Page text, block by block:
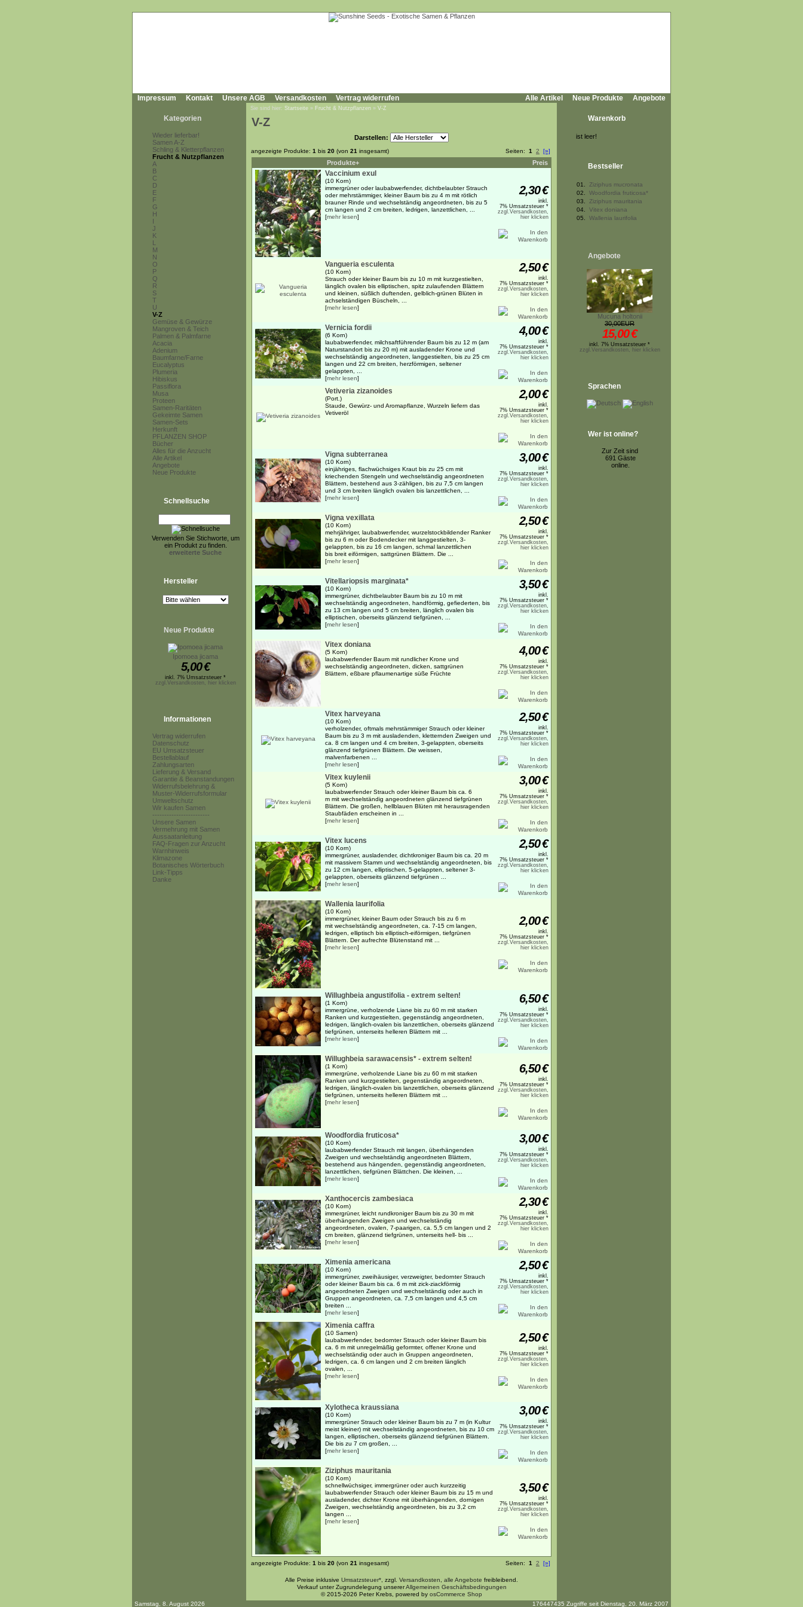
Impressum Kontakt Unsere AGB Versandkosten Vertrag widerrufen Alle Artikel Neue Produkte Angebote
Kategorien
Wieder lieferbar!
Samen A-Z
Schling & Kletterpflanzen
Frucht & Nutzpflanzen
A
B
C
D
E
F
G
H
I
J
K
L
M
N
O
P
Q
R
S
T
U
V-Z
Gemüse & Gewürze
Mangroven & Teich
Palmen & Palmfarne
Acacia
Adenium
Baumfarne/Farne
Eucalyptus
Plumeria
Hibiskus
Passiflora
Musa
Proteen
Samen-Raritäten
Gekeimte Samen
Samen-Sets
Herkunft
PFLANZEN SHOP
Bücher
Alles für die Anzucht
Alle Artikel
Angebote
Neue Produkte
Schnellsuche
Verwenden Sie Stichworte, um
ein Produkt zu finden.
erweiterte Suche
Hersteller
Neue Produkte
Ipomoea jicama
5,00€
inkl. 7% Umsatzsteuer *
zzgl.Versandkosten, hier klicken
Informationen
Vertrag widerrufen
Datenschutz
EU Umsatzsteuer
Bestellablauf
Zahlungsarten
Lieferung & Versand
Garantie & Beanstandungen
Widerrufsbelehrung &
Muster-Widerrufsformular
Umweltschutz
Wir kaufen Samen
------------------------
Unsere Samen
Vermehrung mit Samen
Aussaatanleitung
FAQ-Fragen zur Anzucht
Warnhinweis
Klimazone
Botanisches Wörterbuch
Link-Tipps
Danke
Sie sind hier: Startseite » Frucht & Nutzpflanzen » V-Z
V-Z
Darstellen:
angezeigte Produkte: 1 bis 20 (von 21 insgesamt) Seiten: 1 2 [»]
Produkte+ Preis
Vaccinium exul
(10 Korn)
immergrüner oder laubabwerfender, dichtbelaubter Strauch
oder mehrstämmiger, kleiner Baum bis zu 4 m mit rötlich
brauner Rinde und wechselständig angeordneten, bis zu 5
cm langen und 2 cm breiten, ledrigen, lanzettlichen, ...
[mehr lesen]
2,30€
inkl.
7% Umsatzsteuer *
zzgl.Versandkosten,
hier klicken
Vangueria esculenta
(10 Korn)
Strauch oder kleiner Baum bis zu 10 m mit kurzgestielten,
länglich ovalen bis elliptischen, spitz zulaufenden Blättern
und kleinen, süßlich duftenden, gelblich-grünen Blüten in
achselständigen Büscheln, ...
[mehr lesen]
2,50€
inkl.
7% Umsatzsteuer *
zzgl.Versandkosten,
hier klicken
Vernicia fordii
(6 Korn)
laubabwerfender, milchsaftführender Baum bis zu 12 m (am
Naturstandort bis zu 20 m) mit ausladender Krone und
wechselständig angeordneten, langgestielten, bis zu 25 cm
langen und 22 cm breiten, herzförmigen, seltener
gelappten, ...
[mehr lesen]
4,00€
inkl.
7% Umsatzsteuer *
zzgl.Versandkosten,
hier klicken
Vetiveria zizanoides
(Port.)
Staude, Gewürz- und Aromapflanze, Wurzeln liefern das
Vetiveröl
2,00€
inkl.
7% Umsatzsteuer *
zzgl.Versandkosten,
hier klicken
Vigna subterranea
(10 Korn)
einjähriges, flachwüchsiges Kraut bis zu 25 cm mit
kriechenden Stengeln und wechselständig angeordneten
Blättern, bestehend aus 3-zähligen, bis zu 7,5 cm langen
und 3 cm breiten länglich ovalen bis lanzettlichen, ...
[mehr lesen]
3,00€
inkl.
7% Umsatzsteuer *
zzgl.Versandkosten,
hier klicken
Vigna vexillata
(10 Korn)
mehrjähriger, laubabwerfender, wurzelstockbildender Ranker
bis zu 6 m oder Bodendecker mit langgestielten, 3-
gelappten, bis zu 16 cm langen, schmal lanzettlichen
bis breit eiförmigen, sattgrünen Blättern. Die ...
[mehr lesen]
2,50€
inkl.
7% Umsatzsteuer *
zzgl.Versandkosten,
hier klicken
Vitellariopsis marginata*
(10 Korn)
immergrüner, dichtbelaubter Baum bis zu 10 m mit
wechselständig angeordneten, handförmig, gefiederten, bis
zu 13 cm langen und 5 cm breiten, länglich ovalen bis
elliptischen, oberseits glänzend tiefgrünen, ...
[mehr lesen]
3,50€
inkl.
7% Umsatzsteuer *
zzgl.Versandkosten,
hier klicken
Vitex doniana
(5 Korn)
laubabwerfender Baum mit rundlicher Krone und
wechselständig angeordneten, dicken, sattgrünen
Blättern, eßbare pflaumenartige süße Früchte
4,00€
inkl.
7% Umsatzsteuer *
zzgl.Versandkosten,
hier klicken
Vitex harveyana
(10 Korn)
verholzender, oftmals mehrstämmiger Strauch oder kleiner
Baum bis zu 3 m mit ausladenden, kletternden Zweigen und
ca. 8 cm langen und 4 cm breiten, 3-gelappten, oberseits
glänzend tiefgrünen Blättern. Die weissen,
malvenfarbenen ...
[mehr lesen]
2,50€
inkl.
7% Umsatzsteuer *
zzgl.Versandkosten,
hier klicken
Vitex kuylenii
(5 Korn)
laubabwerfender Strauch oder kleiner Baum bis ca. 6
m mit wechselständig angeordneten glänzend tiefgrünen
Blättern. Die großen, hellblauen Blüten mit herausragenden
Staubfäden erscheinen in ...
[mehr lesen]
3,00€
inkl.
7% Umsatzsteuer *
zzgl.Versandkosten,
hier klicken
Vitex lucens
(10 Korn)
immergrüner, ausladender, dichtkroniger Baum bis ca. 20 m
mit massivem Stamm und wechselständig angeordneten, bis
zu 12 cm langen, elliptischen, 5-gelappten, seltener 3-
gelappten, oberseits glänzend tiefgrünen ...
[mehr lesen]
2,50€
inkl.
7% Umsatzsteuer *
zzgl.Versandkosten,
hier klicken
Wallenia laurifolia
(10 Korn)
immergrüner, kleiner Baum oder Strauch bis zu 6 m
mit wechselständig angeordneten, ca. 7-15 cm langen,
ledrigen, elliptisch bis elliptisch-eiförmigen, tiefgrünen
Blättern. Der aufrechte Blütenstand mit ...
[mehr lesen]
2,00€
inkl.
7% Umsatzsteuer *
zzgl.Versandkosten,
hier klicken
Willughbeia angustifolia - extrem selten!
(1 Korn)
immergrüne, verholzende Liane bis zu 60 m mit starken
Ranken und kurzgestielten, gegenständig angeordneten,
ledrigen, länglich-ovalen bis lanzettlichen, oberseits glänzend
tiefgrünen, unterseits helleren Blättern mit ...
[mehr lesen]
6,50€
inkl.
7% Umsatzsteuer *
zzgl.Versandkosten,
hier klicken
Willughbeia sarawacensis* - extrem selten!
(1 Korn)
immergrüne, verholzende Liane bis zu 60 m mit starken
Ranken und kurzgestielten, gegenständig angeordneten,
ledrigen, länglich-ovalen bis lanzettlichen, oberseits glänzend
tiefgrünen, unterseits helleren Blättern mit ...
[mehr lesen]
6,50€
inkl.
7% Umsatzsteuer *
zzgl.Versandkosten,
hier klicken
Woodfordia fruticosa*
(10 Korn)
laubabwerfender Strauch mit langen, überhängenden
Zweigen und wechselständig angeordneten Blättern,
bestehend aus hängenden, gegenständig angeordneten,
lanzettlichen, tiefgrünen Blättchen. Die kleinen, ...
[mehr lesen]
3,00€
inkl.
7% Umsatzsteuer *
zzgl.Versandkosten,
hier klicken
Xanthocercis zambesiaca
(10 Korn)
immergrüner, leicht rundkroniger Baum bis zu 30 m mit
überhängenden Zweigen und wechselständig
angeordneten, ovalen, 7-paarigen, ca. 5,5 cm langen und 2
cm breiten, glänzend tiefgrünen, unterseits hell- bis ...
[mehr lesen]
2,30€
inkl.
7% Umsatzsteuer *
zzgl.Versandkosten,
hier klicken
Ximenia americana
(10 Korn)
immergrüner, zweihäusiger, verzweigter, bedornter Strauch
oder kleiner Baum bis ca. 6 m mit zick-ziackförmig
angeordneten Zweigen und wechselständig oder auch in
Gruppen angeordneten, ca. 7,5 cm langen und 4,5 cm
breiten ...
[mehr lesen]
2,50€
inkl.
7% Umsatzsteuer *
zzgl.Versandkosten,
hier klicken
Ximenia caffra
(10 Samen)
laubabwerfender, bedornter Strauch oder kleiner Baum bis
ca. 6 m mit unregelmäßig geformter, offener Krone und
wechselständig oder auch in Gruppen angeordneten,
ledrigen, ca. 6 cm langen und 2 cm breiten länglich
ovalen, ...
[mehr lesen]
2,50€
inkl.
7% Umsatzsteuer *
zzgl.Versandkosten,
hier klicken
Xylotheca kraussiana
(10 Korn)
immergrüner Strauch oder kleiner Baum bis zu 7 m (in Kultur
meist kleiner) mit wechselständig angeordneten, bis zu 10 cm
langen, elliptischen, oberseits glänzend tiefgrünen Blättern.
Die bis zu 7 cm großen, ...
[mehr lesen]
3,00€
inkl.
7% Umsatzsteuer *
zzgl.Versandkosten,
hier klicken
Ziziphus mauritania
(10 Korn)
schnellwüchsiger, immergrüner oder auch kurzzeitig
laubabwerfender Strauch oder kleiner Baum bis zu 15 m und
ausladender, dichter Krone mit überhängenden, dornigen
Zweigen, wechselständig angeordneten, bis zu 3,2 cm
langen ...
[mehr lesen]
3,50€
inkl.
7% Umsatzsteuer *
zzgl.Versandkosten,
hier klicken
angezeigte Produkte: 1 bis 20 (von 21 insgesamt) Seiten: 1 2 [»]
Warenkorb
ist leer!
Bestseller
01.
Ziziphus mucronata
02.
Woodfordia fruticosa*
03.
Ziziphus mauritania
04.
Vitex doniana
05.
Wallenia laurifolia
Angebote
Mucuna holtonii
30,00EUR
15,00€
inkl. 7% Umsatzsteuer *
zzgl.Versandkosten, hier klicken
Sprachen
Wer ist online?
Zur Zeit sind
691 Gäste
online.
Alle Preise inklusive Umsatzsteuer* , zzgl. Versandkosten alle Angebote freibleibend.
Verkauf unter Zugrundelegung unsererAllgemeinen Geschäftsbedingungen
© 2015-2026 Peter Krebs, powered by osCommerce Shop
Samstag, 8. August 2026
176447435 Zugriffe seit Dienstag, 20. März 2007